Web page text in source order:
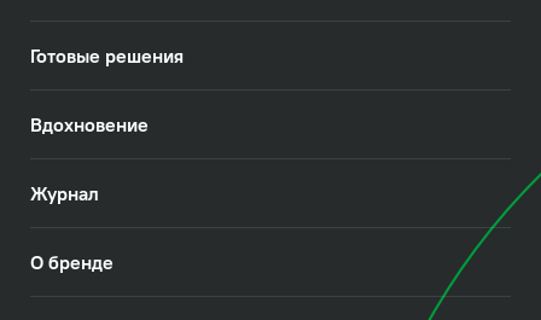
Готовые решения
Вдохновение
Журнал
О бренде